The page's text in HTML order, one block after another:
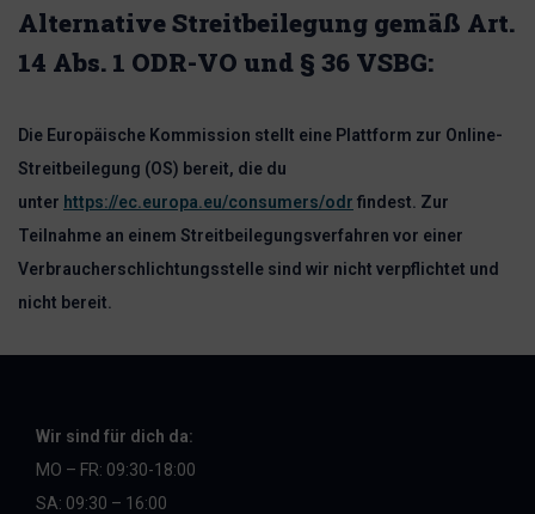
Alternative Streitbeilegung gemäß Art.
14 Abs. 1 ODR-VO und § 36 VSBG:
Die Europäische Kommission stellt eine Plattform zur Online-
Streitbeilegung (OS) bereit, die du
unter https://ec.europa.eu/consumers/odr findest. Zur
Teilnahme an einem Streitbeilegungsverfahren vor einer
Verbraucherschlichtungsstelle sind wir nicht verpflichtet und
nicht bereit.
Wir sind für dich da:
MO – FR: 09:30-18:00
SA: 09:30 – 16:00